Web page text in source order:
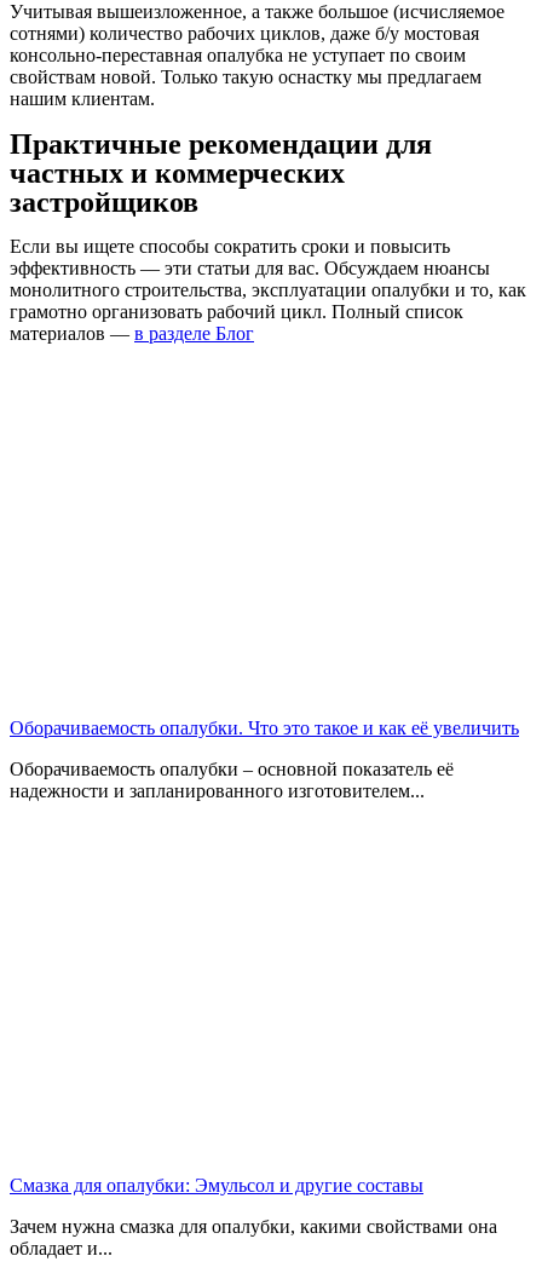
Учитывая вышеизложенное, а также большое (исчисляемое
сотнями) количество рабочих циклов, даже б/у мостовая
консольно-переставная опалубка не уступает по своим
свойствам новой. Только такую оснастку мы предлагаем
нашим клиентам.
Практичные рекомендации для
частных и коммерческих
застройщиков
Если вы ищете способы сократить сроки и повысить
эффективность — эти статьи для вас. Обсуждаем нюансы
монолитного строительства, эксплуатации опалубки и то, как
грамотно организовать рабочий цикл. Полный список
материалов — в разделе Блог
Оборачиваемость опалубки. Что это такое и как её увеличить
Оборачиваемость опалубки – основной показатель её
надежности и запланированного изготовителем...
Смазка для опалубки: Эмульсол и другие составы
Зачем нужна смазка для опалубки, какими свойствами она
обладает и...